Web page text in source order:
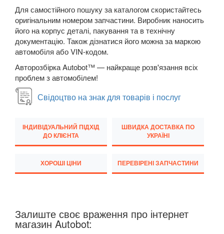
Megane III (BZ, DZ, KZ)
Megane IV
Modus (JP0)
Grand Modus (JP0)
Sandero II Stepway (B8)
Scenic III (JZ0)
Twingo II (CN0)
Для самостійного пошуку за каталогом скористайтесь
оригінальним номером запчастини. Виробник наносить
його на корпус деталі, пакування та в технічну
документацію. Також дізнатися його можна за маркою
автомобіля або VIN-кодом.
Авторозбірка Autobot™ — найкраще розв'язання всіх
проблем з автомобілем!
Свідоцтво на знак для товарів і послуг
ІНДИВІДУАЛЬНИЙ ПІДХІД
ДО КЛІЄНТА
ШВИДКА ДОСТАВКА ПО
УКРАЇНІ
ХОРОШІ ЦІНИ ПЕРЕВІРЕНІ ЗАПЧАСТИНИ
Залиште своє враження про інтернет
магазин Autobot: